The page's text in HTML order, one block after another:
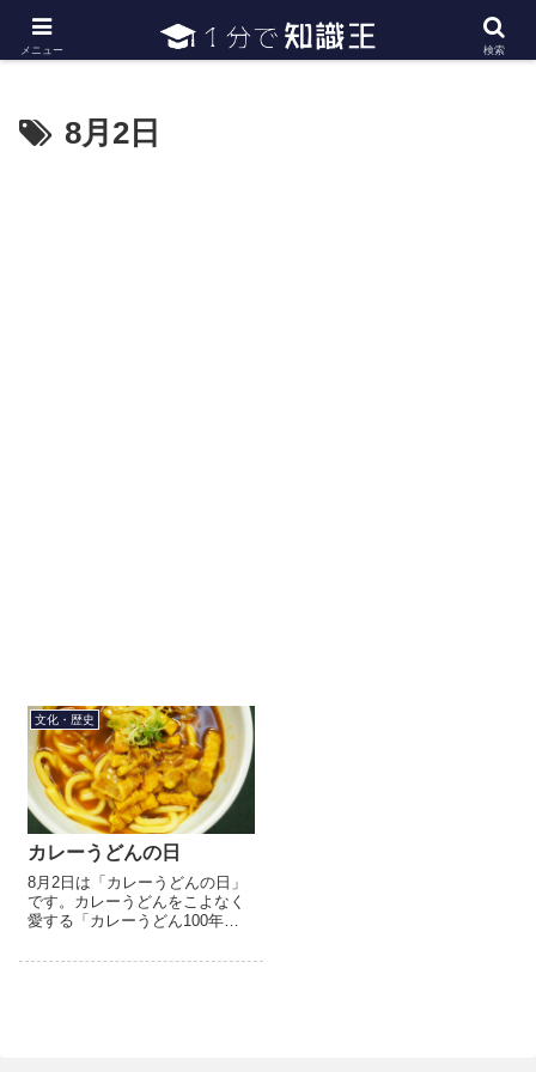
日常で必要な常識・知識や雑学・豆知識を幅広く紹介
8月2日
文化・歴史
カレーうどんの日
8月2日は「カレーうどんの日」
です。カレーうどんをこよなく
愛する「カレーうどん100年革
日が「横浜カレー記念日」、7月
メニュー 検索